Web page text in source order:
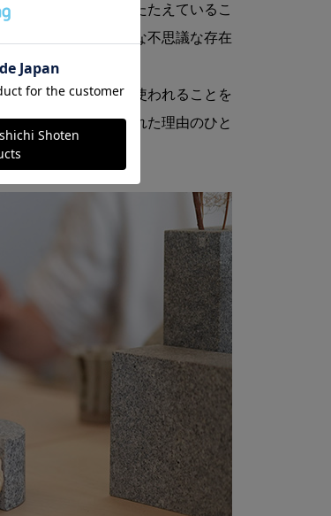
やわらかな気配をたたえているこ
と整っていくような不思議な存在
んと暮らしの中で使われることを
すっと受け入れられた理由のひと